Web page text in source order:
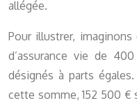
allégée.
Pour illustrer,
d’assurance vie de
désignés à parts
cette somme, 152 500